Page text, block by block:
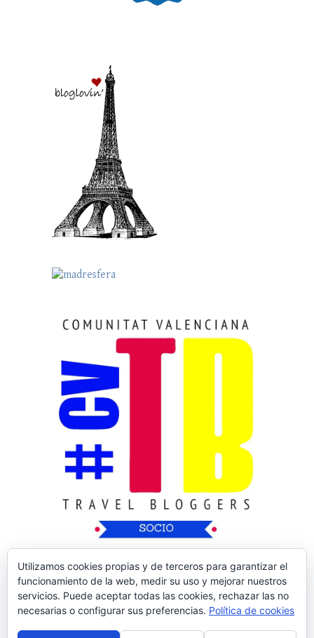
Copyright © 2026Nos Vamos de Rutica| Tema
Utilizamos cookies propias y de terceros para garantizar el
funcionamiento de la web, medir su uso y mejorar nuestros
servicios. Puede aceptar todas las cookies, rechazar las no
necesarias o configurar sus preferencias. Política de cookies